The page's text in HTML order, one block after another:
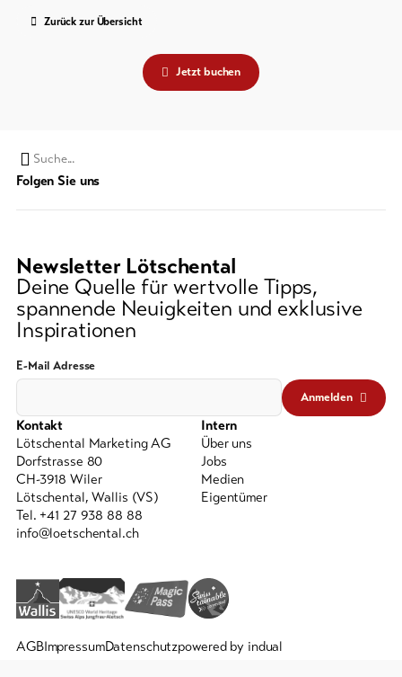
Zurück zur Übersicht
Jetzt buchen
Suchwort
Folgen Sie uns
Newsletter Lötschental
Deine Quelle für wertvolle Tipps,
spannende Neuigkeiten und exklusive
Inspirationen
E-Mail Adresse
Anmelden
Kontakt
Lötschental Marketing AG
Dorfstrasse 80
CH-3918 Wiler
Lötschental, Wallis (VS)
Tel. +41 27 938 88 88
info@loetschental.ch
Intern
Über uns
Jobs
Medien
Eigentümer
AGBImpressumDatenschutzpowered by indual